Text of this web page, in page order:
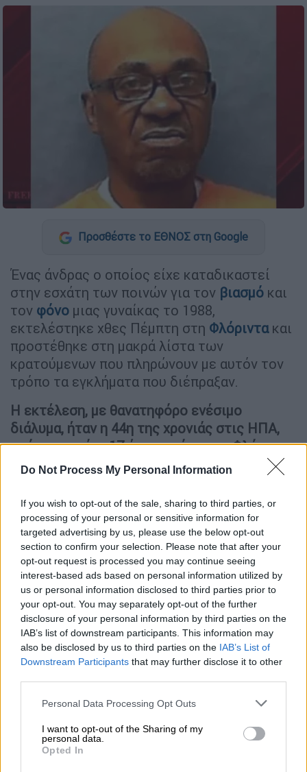
Do Not Process My Personal Information
If you wish to opt-out of the sale, sharing to third parties, or
processing of your personal or sensitive information for
targeted advertising by us, please use the below opt-out
section to confirm your selection. Please note that after your
opt-out request is processed you may continue seeing
interest-based ads based on personal information utilized by
us or personal information disclosed to third parties prior to
your opt-out. You may separately opt-out of the further
disclosure of your personal information by third parties on the
IAB’s list of downstream participants. This information may
also be disclosed by us to third parties on the IAB’s List of
Downstream Participants that may further disclose it to other
Please note that this website/app uses one or more Google
not limited to your visit or usage behaviour. You may click to
grant or deny consent to Google and its third-party tags to
use your data for below specified purposes in below Google
Personal Data Processing Opt Outs
I want to opt-out of the Sharing of my
personal data.
Opted In
Προσθέστε το ΕΘΝΟΣ στη Google
Ένας άνδρας ο οποίος είχε καταδικαστεί
στην εσχάτη των ποινών για τον βιασμό και
τον φόνο μιας γυναίκας το 1988,
εκτελέστηκε χθες Πέμπτη στη Φλόριντα και
προστέθηκε στη μακρά λίστα των
κρατούμενων που πληρώνουν με αυτόν τον
τρόπο τα εγκλήματα που διέπραξαν.
Η εκτέλεση, με θανατηφόρο ενέσιμο
διάλυμα, ήταν η 44η της χρονιάς στις ΗΠΑ,
από τις οποίες 17 έγιναν μόνο στη Φλόριντα.
Πρόκειται για τον υψηλότερο αριθμό
θανατώσεων από το 2010, όταν είχαν
καταγραφτεί 46.Εντός 2025 έχουν
προγραμματιστεί άλλες τρεις εκτελέσεις.
ΔΙΑΒΑΣΤΕ ΕΠΙΣΗΣ
Κόσμος|20.11.2025 18:51
Ο Ζελένσκι έλαβε το ειρηνευτικό
σχέδιο του Τραμπ για την Ουκρανία -
«Θα μιλήσουμε τις επόμενες μέρες»
Κόσμος|20.11.2025 23:33
Συναγερμός στην Κωνσταντινούπολη:
ένα μωρό και 6 άτομα στο νοσοκομείο